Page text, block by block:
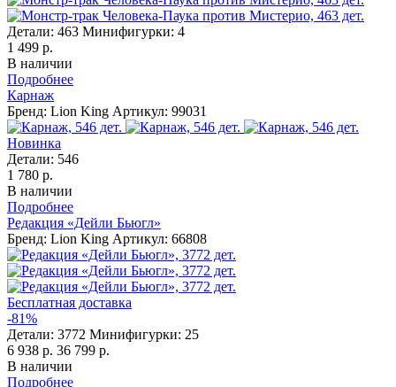
Детали: 463 Минифигурки: 4
1 499 р.
В наличии
Подробнее
Карнаж
Бренд: Lion King Артикул: 99031
Новинка
Детали: 546
1 780 р.
В наличии
Подробнее
Редакция «Дейли Бьюгл»
Бренд: Lion King Артикул: 66808
Бесплатная доставка
-81%
Детали: 3772 Минифигурки: 25
6 938 р. 36 799 р.
В наличии
Подробнее